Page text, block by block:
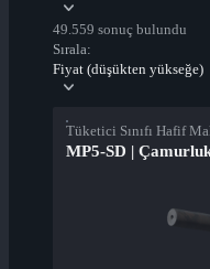
49.559 sonuç bulundu
Sırala:
Fiyat (düşükten yükseğe)
Tüketici Sınıfı Hafif
MP5-SD |